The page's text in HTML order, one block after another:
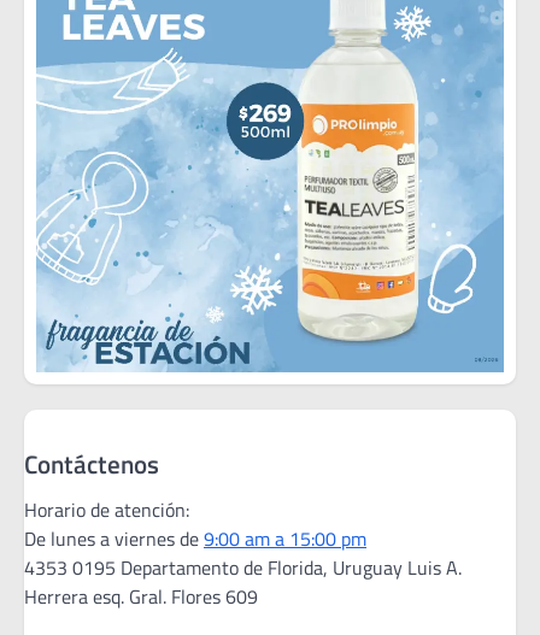
Contáctenos
Horario de atención:
De lunes a viernes de9:00 am a 15:00 pm
4353 0195 Departamento de Florida, Uruguay Luis A.
Herrera esq. Gral. Flores 609